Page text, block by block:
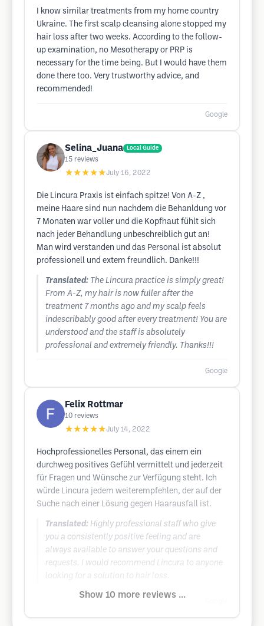
I know similar treatments from my home country
Ukraine. The first scalp cleansing alone stopped my
hair loss after two weeks. According to the follow-
up examination, no Mesotherapy or PRP is
necessary for the time being. But I would have them
done there too. Very trustworthy advice, and
recommended!
Google
Selina_Juana Local Guide
15 reviews
★★★★★July 16, 2022
Die Lincura Praxis ist einfach spitze! Von A-Z ,
meine Haare sind nun nachdem die Behanldung vor
7 Monaten war voller und die Kopfhaut fühlt sich
nach jeder Behandlung unbeschreiblich gut an!
Man wird verstanden und das Personal ist absolut
professionell und extem freundlich. Danke!!!
Translated: The Lincura practice is simply great!
From A-Z, my hair is now fuller after the
treatment 7 months ago and my scalp feels
indescribably good after every treatment! You are
understood and the staff is absolutely
professional and extremely friendly. Thanks!!!
Google
Felix Rottmar
10 reviews
★★★★★July 14, 2022
Hochprofessionelles Personal, das einem ein
durchweg positives Gefühl vermittelt und jederzeit
für Fragen und Wünsche zur Verfügung steht. Ich
würde Lincura jedem weiterempfehlen, der auf der
Suche nach einer Lösung gegen Haarausfall ist.
Translated: Highly professional staff who give
you a consistently positive feeling and are
always available to answer your questions and
requests. I would recommend Lincura to anyone
looking for a solution to hair loss.
Show 10 more reviews ...